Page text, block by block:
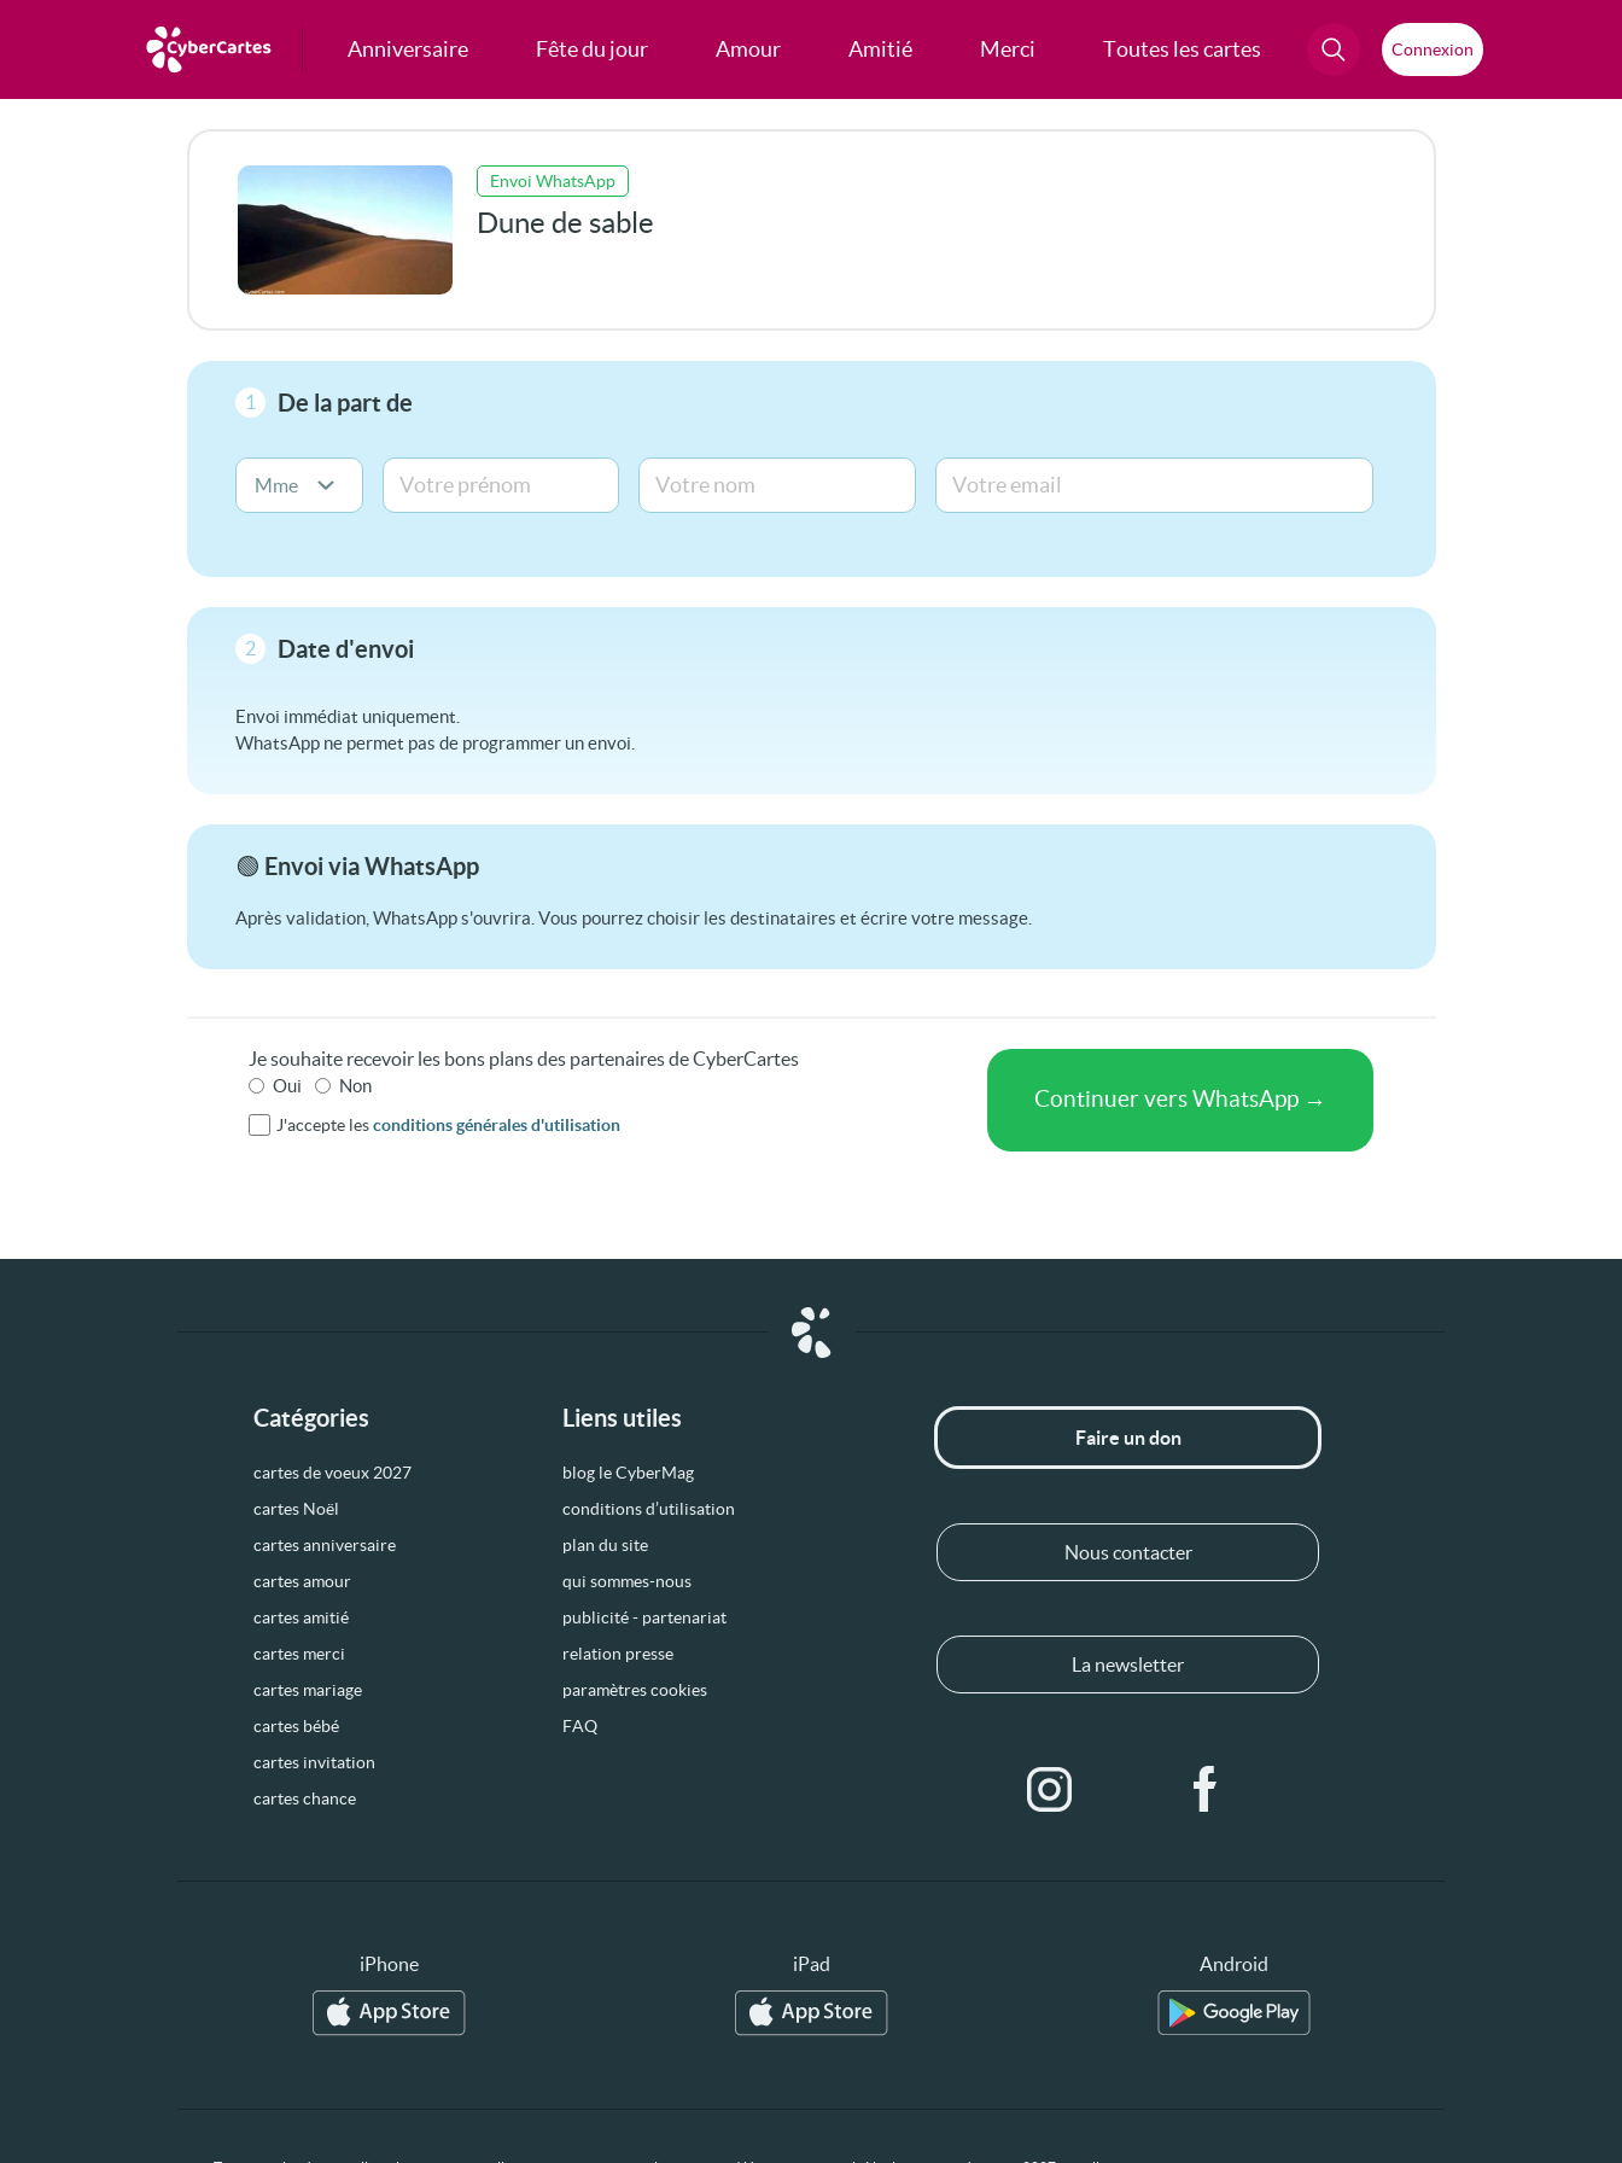
Anniversaire Fête du jour Amour Amitié Merci Toutes les cartes Connexion
Envoi WhatsApp
Dune de sable
1 De la part de
2 Date d'envoi
Envoi immédiat uniquement.
WhatsApp ne permet pas de programmer un envoi.
🟢 Envoi via WhatsApp
Après validation, WhatsApp s'ouvrira. Vous pourrez choisir les destinataires et écrire votre message.
Je souhaite recevoir les bons plans des partenaires de CyberCartes
Oui Non
J'accepte lesconditions générales d'utilisation
Catégories
cartes de voeux 2027
cartes Noël
cartes anniversaire
cartes amour
cartes amitié
cartes merci
cartes mariage
cartes bébé
cartes invitation
cartes chance
Liens utiles
blog le CyberMag
conditions d’utilisation
plan du site
qui sommes-nous
publicité - partenariat
relation presse
paramètres cookies
FAQ
Faire un don
Nous contacter
La newsletter
iPhone iPad Android